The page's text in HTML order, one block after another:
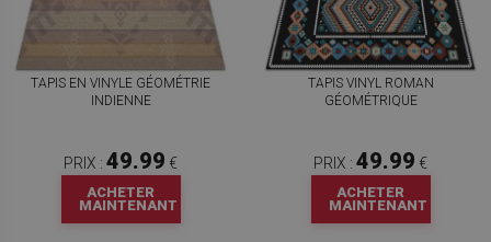
TAPIS EN VINYLE GÉOMÉTRIE
INDIENNE
PRIX : 49.99 €
ACHETER
MAINTENANT
TAPIS VINYL ROMAN
GÉOMÉTRIQUE
PRIX : 49.99 €
ACHETER
MAINTENANT